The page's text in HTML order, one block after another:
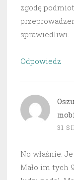
zgodę
sprawiedliwi.
Odpowiedz
31
No właśnie.
Mało im tych